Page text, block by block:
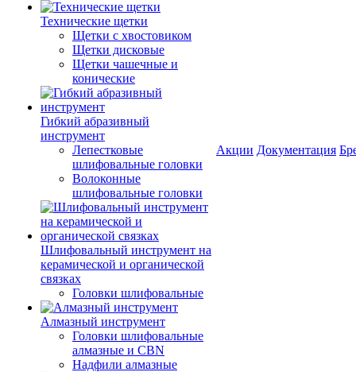
Технические щетки
Щетки с хвостовиком
Щетки дисковые
Щетки чашечные и
конические
Гибкий абразивный
инструмент
Лепестковые
шлифовальные головки
Волоконные
шлифовальные головки
Шлифовальный инструмент на
керамической и органической
связках
Головки шлифовальные
Алмазный инструмент
Головки шлифовальные
алмазные и CBN
Надфили алмазные
Акции Документация